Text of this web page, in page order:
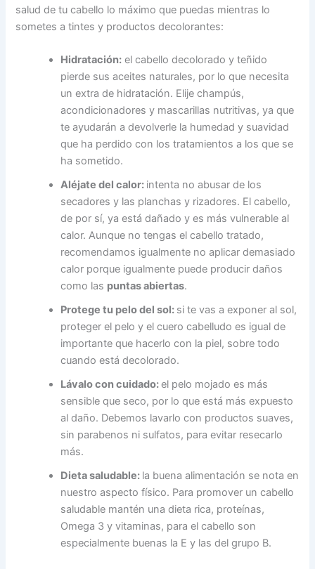
salud de tu cabello lo máximo que puedas mientras lo
sometes a tintes y productos decolorantes:
Hidratación: el cabello decolorado y teñido
pierde sus aceites naturales, por lo que necesita
un extra de hidratación. Elije champús,
acondicionadores y mascarillas nutritivas, ya que
te ayudarán a devolverle la humedad y suavidad
que ha perdido con los tratamientos a los que se
ha sometido.
Aléjate del calor: intenta no abusar de los
secadores y las planchas y rizadores. El cabello,
de por sí, ya está dañado y es más vulnerable al
calor. Aunque no tengas el cabello tratado,
recomendamos igualmente no aplicar demasiado
calor porque igualmente puede producir daños
como las puntas abiertas.
Protege tu pelo del sol: si te vas a exponer al sol,
proteger el pelo y el cuero cabelludo es igual de
importante que hacerlo con la piel, sobre todo
cuando está decolorado.
Lávalo con cuidado:el pelo mojado es más
sensible que seco, por lo que está más expuesto
al daño. Debemos lavarlo con productos suaves,
sin parabenos ni sulfatos, para evitar resecarlo
más.
Dieta saludable: la buena alimentación se nota en
nuestro aspecto físico. Para promover un cabello
saludable mantén una dieta rica, proteínas,
Omega 3 y vitaminas, para el cabello son
especialmente buenas la E y las del grupo B.